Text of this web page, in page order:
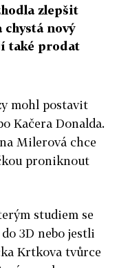
zlepšit
nový
také prodat
mohl postavit
Kačera Donalda.
Milerová chce
proniknout
studiem se
3D nebo jestli
Krtkova tvůrce